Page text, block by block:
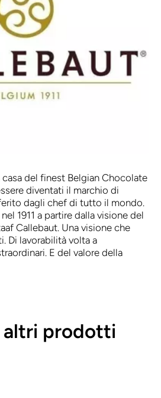
casa del finest Belgian Chocolate
diventati il marchio di
dagli chef di tutto il mondo.
1911 a partire dalla visione del
Callebaut. Una visione che
Di lavorabilità volta a
E del valore della
altri prodotti